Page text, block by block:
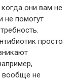
когда они вам не
не помогут
просто
вообще не